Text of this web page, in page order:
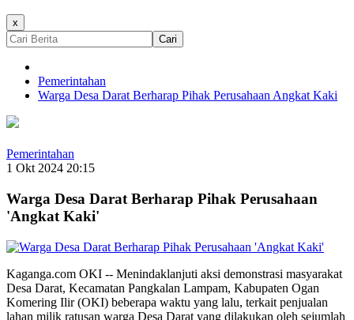
x
Cari
Pemerintahan
Warga Desa Darat Berharap Pihak Perusahaan Angkat Kaki
Pemerintahan
1 Okt 2024 20:15
Warga Desa Darat Berharap Pihak Perusahaan
'Angkat Kaki'
Kaganga.com OKI -- Menindaklanjuti aksi demonstrasi masyarakat
Desa Darat, Kecamatan Pangkalan Lampam, Kabupaten Ogan
Komering Ilir (OKI) beberapa waktu yang lalu, terkait penjualan
lahan milik ratusan warga Desa Darat yang dilakukan oleh sejumlah